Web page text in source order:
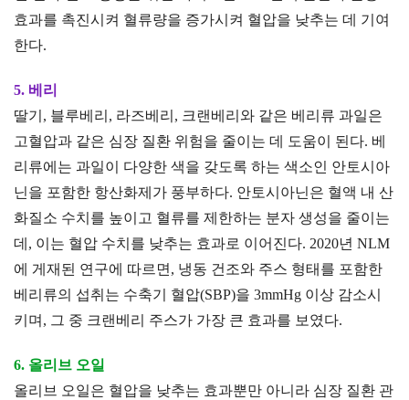
효과를 촉진시켜 혈류량을 증가시켜 혈압을 낮추는 데 기여
한다.
5. 베리
딸기, 블루베리, 라즈베리, 크랜베리와 같은 베리류 과일은
고혈압과 같은 심장 질환 위험을 줄이는 데 도움이 된다. 베
리류에는 과일이 다양한 색을 갖도록 하는 색소인 안토시아
닌을 포함한 항산화제가 풍부하다. 안토시아닌은 혈액 내 산
화질소 수치를 높이고 혈류를 제한하는 분자 생성을 줄이는
데, 이는 혈압 수치를 낮추는 효과로 이어진다. 2020년 NLM
에 게재된 연구에 따르면, 냉동 건조와 주스 형태를 포함한
베리류의 섭취는 수축기 혈압(SBP)을 3mmHg 이상 감소시
키며, 그 중 크랜베리 주스가 가장 큰 효과를 보였다.
6. 올리브 오일
올리브 오일은 혈압을 낮추는 효과뿐만 아니라 심장 질환 관